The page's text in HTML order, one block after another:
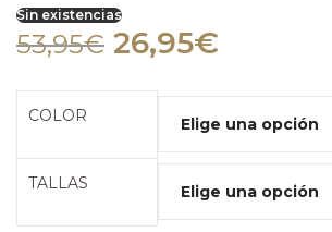
Sin existencias
53,95€ El
original
53,95€.
26,95€
actual
es:
26,95€.
COLOR
TALLAS